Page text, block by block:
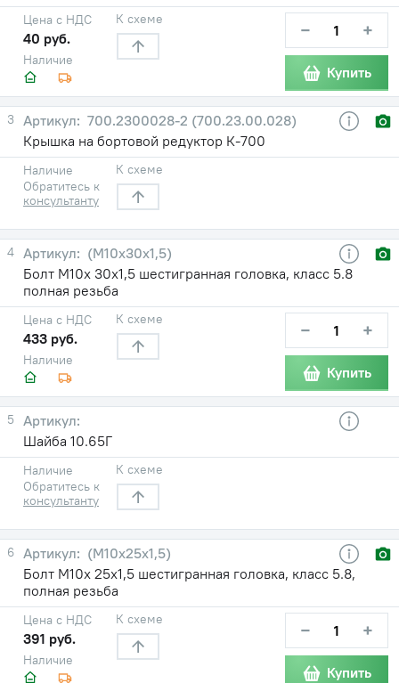
Наличие
Цена с НДС
40 руб.
К схеме − +
Купить
3
700.2300028-2 (700.23.00.028)
Крышка на бортовой редуктор К-700
Наличие
Обратитесь к
консультанту
К схеме
4
(М10х30х1,5)
Болт М10х 30х1,5 шестигранная головка, класс 5.8
полная резьба
Наличие
Цена с НДС
433 руб.
К схеме − +
Купить
5
Шайба 10.65Г
Наличие
Обратитесь к
консультанту
К схеме
6
(М10х25х1,5)
Болт М10х 25х1,5 шестигранная головка, класс 5.8,
полная резьба
Наличие
Цена с НДС
391 руб.
К схеме − +
Купить